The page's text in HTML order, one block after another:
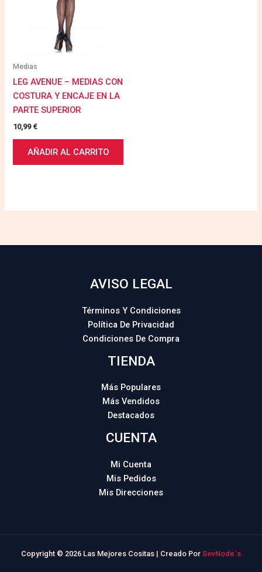
Medias
LEG AVENUE – MEDIAS CON
COSTURA Y ENCAJE EN LA
PARTE SUPERIOR
10,99€
AÑADIR AL CARRITO
AVISO LEGAL
Términos Y Condiciones
Política De Privacidad
Condiciones De Compra
TIENDA
Más Populares
Más Vendidos
Destacados
CUENTA
Mi Cuenta
Mis Pedidos
Mis Direcciones
Copyright © 2026 Las Mejores Cositas | Creado Por SevNode´s